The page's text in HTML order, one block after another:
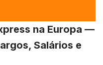
na Europa —
Salários e